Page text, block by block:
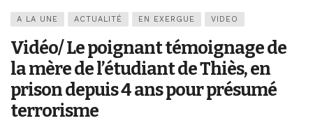
A LA UNE ACTUALITÉ EN EXERGUE VIDEO
Vidéo/ Le poignant témoignage de
la mère de l’étudiant de Thiès, en
prison depuis 4 ans pour présumé
terrorisme